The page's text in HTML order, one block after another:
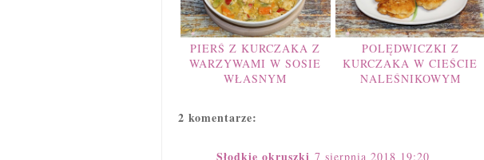
PIERŚ Z KURCZAKA Z
WARZYWAMI W SOSIE
WŁASNYM
POLĘDWICZKI Z
KURCZAKA W CIEŚCIE
NALEŚNIKOWYM
2 komentarze:
Słodkie okruszki 7 sierpnia 2018 19:20